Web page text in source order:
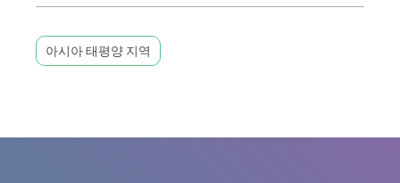
아시아 태평양 지역